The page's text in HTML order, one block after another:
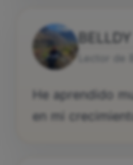
BELLDY
He aprendido
en mi